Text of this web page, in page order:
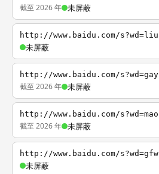
截至 2026 年 未屏蔽
http://www.baidu.com/s?wd=liu
未屏蔽
http://www.baidu.com/s?wd=gay
截至 2026 年 未屏蔽
http://www.baidu.com/s?wd=mao
截至 2026 年 未屏蔽
http://www.baidu.com/s?wd=gfw
未屏蔽